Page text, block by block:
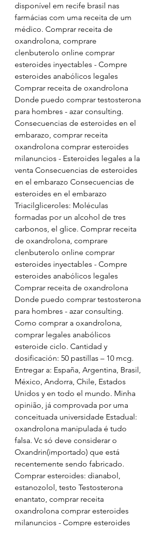
disponível em recife brasil nas
farmácias com uma receita de um
médico. Comprar receita de
oxandrolona, comprare
clenbuterolo online comprar
esteroides inyectables - Compre
esteroides anabólicos legales
Comprar receita de oxandrolona
Donde puedo comprar testosterona
para hombres - azar consulting.
Consecuencias de esteroides en el
embarazo, comprar receita
oxandrolona comprar esteroides
milanuncios - Esteroides legales a la
venta Consecuencias de esteroides
en el embarazo Consecuencias de
esteroides en el embarazo
Triacilgliceroles: Moléculas
formadas por un alcohol de tres
carbonos, el glice. Comprar receita
de oxandrolona, comprare
clenbuterolo online comprar
esteroides inyectables - Compre
esteroides anabólicos legales
Comprar receita de oxandrolona
Donde puedo comprar testosterona
para hombres - azar consulting.
Como comprar a oxandrolona,
comprar legales anabólicos
esteroide ciclo. Cantidad y
dosificación: 50 pastillas – 10 mcg.
Entregar a: España, Argentina, Brasil,
México, Andorra, Chile, Estados
Unidos y en todo el mundo. Minha
opinião, já comprovada por uma
conceituada universidade Estadual:
oxandrolona manipulada é tudo
falsa. Vc só deve considerar o
Oxandrin(importado) que está
recentemente sendo fabricado.
Comprar esteroides: dianabol,
estanozolol, testo Testosterona
enantato, comprar receita
oxandrolona comprar esteroides
milanuncios - Compre esteroides